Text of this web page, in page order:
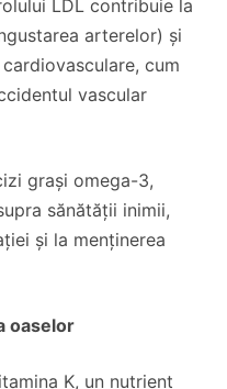
LDL contribuie la
arterelor) și
cum
vascular
grași omega-3,
sănătății inimii,
și la menținerea
oaselor
K, un nutrient